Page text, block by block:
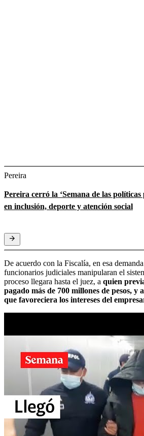
Pereira
Pereira cerró la ‘Semana de las políticas
en inclusión, deporte y atención social
De acuerdo con la Fiscalía, en esa
funcionarios judiciales manipularan el
proceso llegara hasta el juez, a quien
pagado más de 700 millones de pesos, y
que favoreciera los intereses del